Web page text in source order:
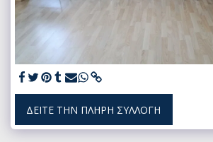
ΔΕΊΤΕ ΤΗΝ ΠΛΉΡΗ ΣΥΛΛΟΓΉ